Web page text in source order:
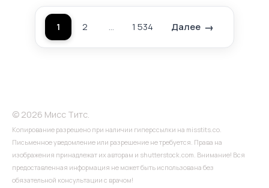
Пагинация
записей
1 2 … 1 534 Далее
© 2026 Мисс Титс.
Копирование разрешено при наличии гиперссылки на misstits.co.
Письменное уведомление или разрешение не требуется. Права на
изображения принадлежат их авторам и shutterstock.com. Внимание! Вся
предоставленная информация не может быть использована без
обязательной консультации с врачом!